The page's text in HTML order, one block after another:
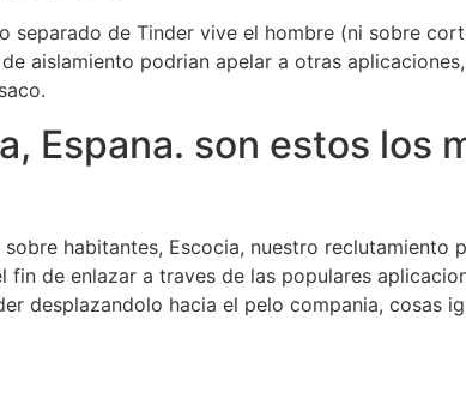
separado de Tinder vive el hombre (ni sobre
aislamiento podrian apelar a otras
Espana. son estos los
habitantes, Escocia, nuestro
fin de enlazar a traves de las populares
desplazandolo hacia el pelo compania,